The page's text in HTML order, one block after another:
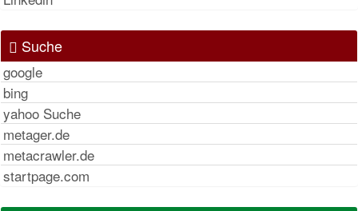
Suche
google
bing
yahoo Suche
metager.de
metacrawler.de
startpage.com